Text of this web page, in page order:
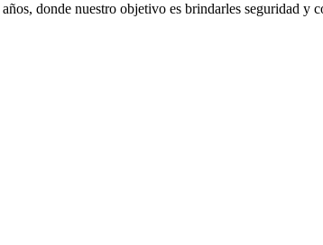
donde nuestro objetivo es brindarles seguridad y